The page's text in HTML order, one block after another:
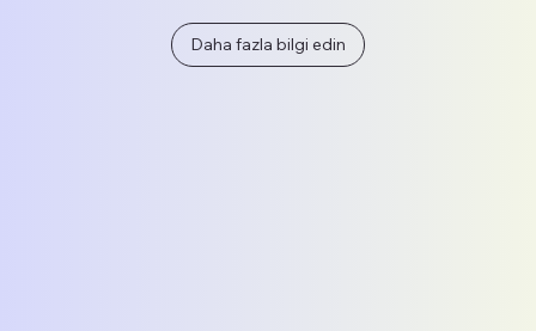
Daha fazla bilgi edin